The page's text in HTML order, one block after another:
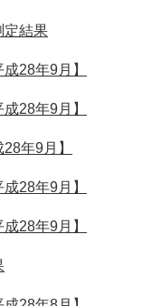
定結果
28年9月】
28年9月】
年9月】
28年9月】
28年9月】